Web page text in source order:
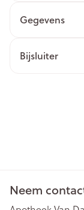
Gegevens
Bijsluiter
Neem